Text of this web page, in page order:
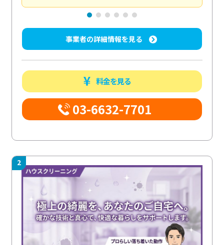
事業者の詳細情報を見る
料金を見る
03-6632-7701
2